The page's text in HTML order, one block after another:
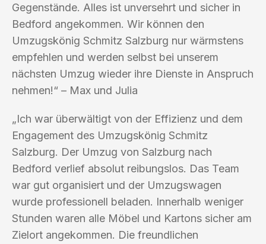
Gegenstände. Alles ist unversehrt und sicher in
Bedford angekommen. Wir können den
Umzugskönig Schmitz Salzburg nur wärmstens
empfehlen und werden selbst bei unserem
nächsten Umzug wieder ihre Dienste in Anspruch
nehmen!“ – Max und Julia
„Ich war überwältigt von der Effizienz und dem
Engagement des Umzugskönig Schmitz
Salzburg. Der Umzug von Salzburg nach
Bedford verlief absolut reibungslos. Das Team
war gut organisiert und der Umzugswagen
wurde professionell beladen. Innerhalb weniger
Stunden waren alle Möbel und Kartons sicher am
Zielort angekommen. Die freundlichen